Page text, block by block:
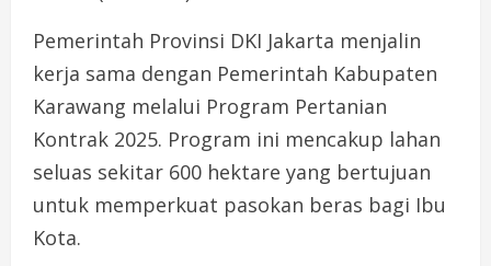
Pemerintah Provinsi DKI Jakarta menjalin
kerja sama dengan Pemerintah Kabupaten
Karawang melalui Program Pertanian
Kontrak 2025. Program ini mencakup lahan
seluas sekitar 600 hektare yang bertujuan
untuk memperkuat pasokan beras bagi Ibu
Kota.